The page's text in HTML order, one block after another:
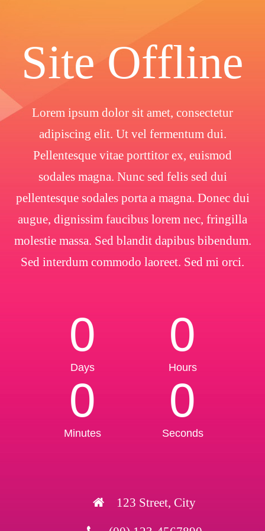
Site Offline
Lorem ipsum dolor sit amet, consectetur
adipiscing elit. Ut vel fermentum dui.
Pellentesque vitae porttitor ex, euismod
sodales magna. Nunc sed felis sed dui
pellentesque sodales porta a magna. Donec dui
augue, dignissim faucibus lorem nec, fringilla
molestie massa. Sed blandit dapibus bibendum.
Sed interdum commodo laoreet. Sed mi orci.
0
Days
0
Hours
0
Minutes
0
Seconds
123 Street, City